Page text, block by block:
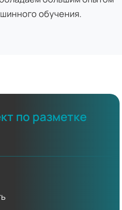
обучения.
по разметке